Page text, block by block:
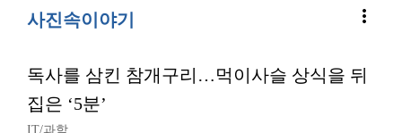
사진속이야기 more_vert
독사를 삼킨 참개구리…먹이사슬 상식을 뒤
집은 ‘5분’
IT/과학